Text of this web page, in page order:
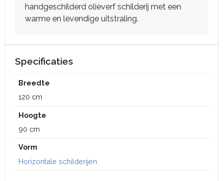
handgeschilderd olieverf schilderij met een
warme en levendige uitstraling.
Specificaties
Breedte
120 cm
Hoogte
90 cm
Vorm
Horizontale schilderijen